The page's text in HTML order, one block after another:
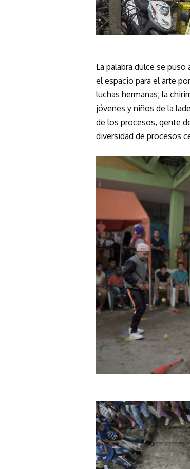
La palabra dulce se
el espacio para el arte
luchas hermanas; la
jóvenes y niños de la
de los procesos, gente
diversidad de procesos